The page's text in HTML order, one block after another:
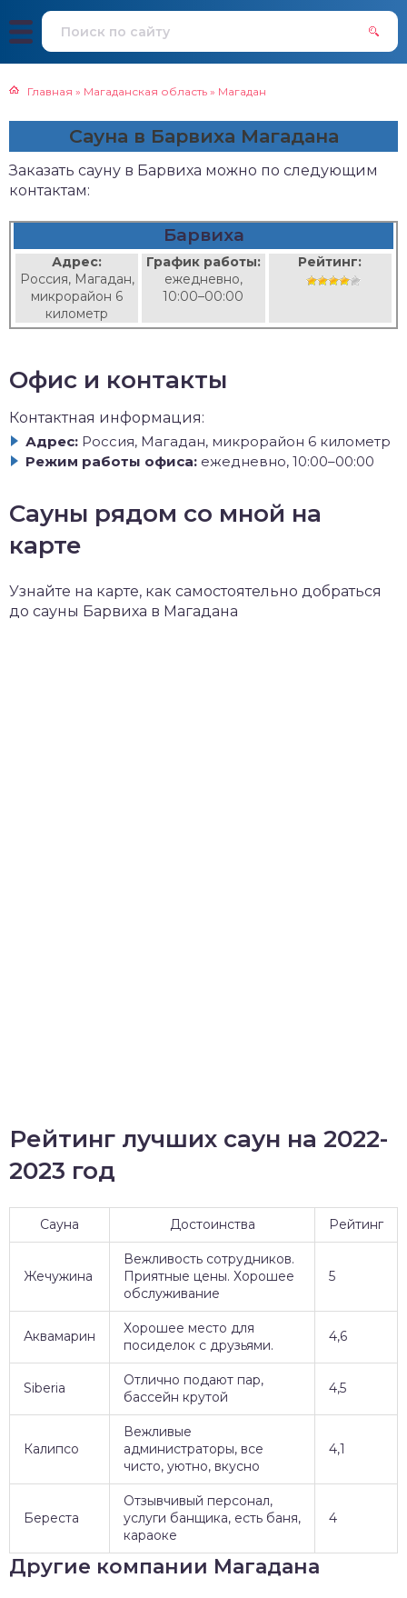
Главная » Магаданская область » Магадан
Сауна в Барвиха Магадана
Заказать сауну в Барвиха можно по следующим
контактам:
Барвиха
Адрес:
Россия, Магадан,
микрорайон 6
километр
График работы:
ежедневно,
10:00–00:00
Рейтинг:
Офис и контакты
Контактная информация:
Адрес: Россия, Магадан, микрорайон 6 километр
Режим работы офиса: ежедневно, 10:00–00:00
Сауны рядом со мной на
карте
Узнайте на карте, как самостоятельно добраться
до сауны Барвиха в Магадана
Рейтинг лучших саун на 2022-
2023 год
Сауна Достоинства Рейтинг
Жечужина
Вежливость сотрудников.
Приятные цены. Хорошее
обслуживание
5
Аквамарин
Хорошее место для
посиделок с друзьями.
4,6
Siberia
Отлично подают пар,
бассейн крутой
4,5
Калипсо
Вежливые
администраторы, все
чисто, уютно, вкусно
4,1
Береста
Отзывчивый персонал,
услуги банщика, есть баня,
караоке
4
Другие компании Магадана